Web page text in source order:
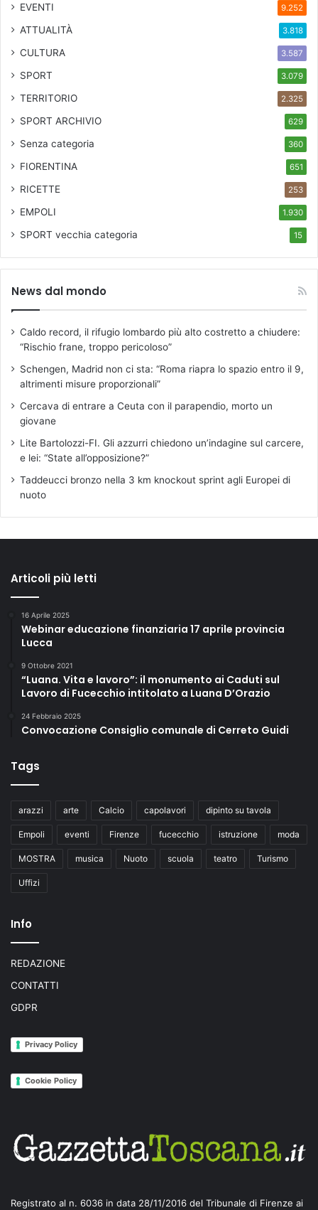
EVENTI 9.252
ATTUALITÀ 3.818
CULTURA 3.587
SPORT 3.079
TERRITORIO 2.325
SPORT ARCHIVIO 629
Senza categoria 360
FIORENTINA 651
RICETTE 253
EMPOLI 1.930
SPORT vecchia categoria 15
News dal mondo
Caldo record, il rifugio lombardo più alto costretto a chiudere:
“Rischio frane, troppo pericoloso”
Schengen, Madrid non ci sta: “Roma riapra lo spazio entro il 9,
altrimenti misure proporzionali”
Cercava di entrare a Ceuta con il parapendio, morto un
giovane
Lite Bartolozzi-FI. Gli azzurri chiedono un’indagine sul carcere,
e lei: “State all’opposizione?”
Taddeucci bronzo nella 3 km knockout sprint agli Europei di
nuoto
Articoli più letti
16 Aprile 2025
Webinar educazione finanziaria 17 aprile provincia
Lucca
9 Ottobre 2021
“Luana. Vita e lavoro”: il monumento ai Caduti sul
Lavoro di Fucecchio intitolato a Luana D’Orazio
24 Febbraio 2025
Convocazione Consiglio comunale di Cerreto Guidi
Tags
arazzi arte Calcio capolavori dipinto su tavola
Empoli eventi Firenze fucecchio istruzione moda
MOSTRA musica Nuoto scuola teatro Turismo
Uffizi
Info
REDAZIONE
CONTATTI
GDPR
Privacy Policy
Cookie Policy
Registrato al n. 6036 in data 28/11/2016 del Tribunale di Firenze ai